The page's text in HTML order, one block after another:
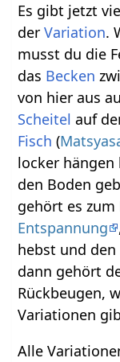
Es gibt jetzt
derVariation.
musst du die
das Becken
von hier aus
Scheitel auf
Fisch (
locker hängen
den Boden
gehört es
Entspannung
hebst und
dann gehört
Rückbeugen,
Variationen
Alle